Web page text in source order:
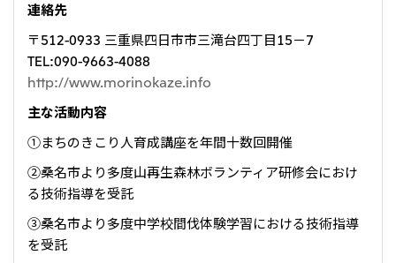
連絡先
〒512-0933 三重県四日市市三滝台四丁目15－7
TEL:090-9663-4088
http://www.morinokaze.info
主な活動内容
①まちのきこり人育成講座を年間十数回開催
②桑名市より多度山再生森林ボランティア研修会におけ
る技術指導を受託
③桑名市より多度中学校間伐体験学習における技術指導
を受託